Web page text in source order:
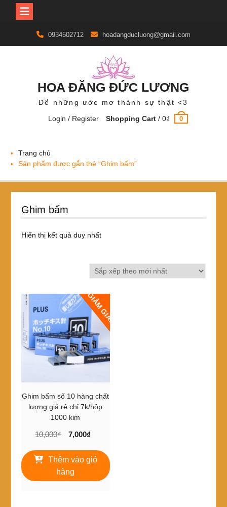
content
0934502712 hoadangducluong@gmail.com
HOA ĐĂNG ĐỨC LƯƠNG
Để những ước mơ thành sự thật <3
Login / Register
Shopping Cart /0₫ 0
Trang chủ
Sản phẩm được gắn thẻ “Ghim bấm”
Ghim bấm
Hiển thị kết quả duy nhất
GIẢM GIÁ!
Ghim bấm số 10 hàng chất
lượng giá rẻ chỉ 7k/hộp
1000 kim
10,000₫
Giá
là:
10,000₫.
7,000₫
tại
7,000₫.
Thêm vào giỏ
hàng